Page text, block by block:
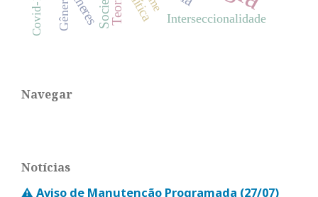
Interseccionalidade
Gênero
Covid-19
Navegar
Notícias
⚠️ Aviso de Manutenção Programada (27/07)